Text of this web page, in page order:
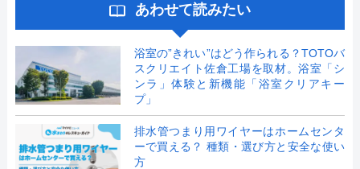
あわせて読みたい
浴室の”きれい”はどう作られる？TOTOバ
スクリエイト佐倉工場を取材。浴室「シ
ンラ」体験と新機能「浴室クリアキー
プ」
排水管つまり用ワイヤーはホームセンタ
ーで買える？ 種類・選び方と安全な使い
方